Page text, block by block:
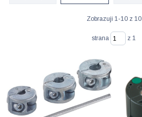
Zobrazuji 1-10 z 10
strana z 1